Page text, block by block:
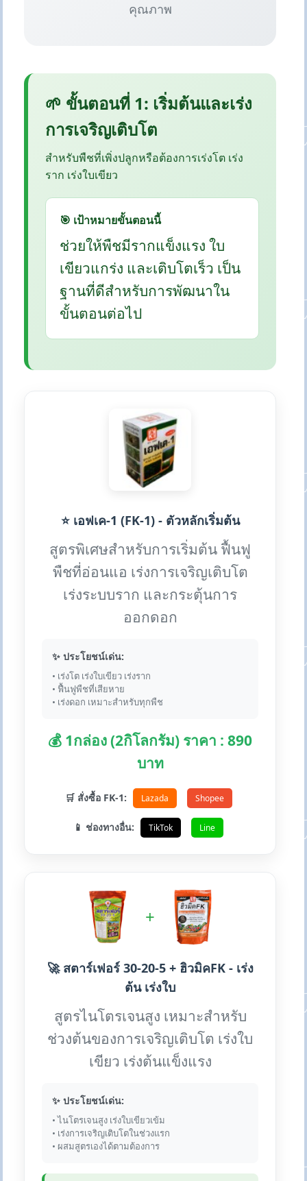
คุณภาพ
🌱 ขั้นตอนที่ 1: เริ่มต้นและเร่ง
การเจริญเติบโต
สำหรับพืชที่เพิ่งปลูกหรือต้องการเร่งโต เร่ง
ราก เร่งใบเขียว
🎯 เป้าหมายขั้นตอนนี้
ช่วยให้พืชมีรากแข็งแรง ใบ
เขียวแกร่ง และเติบโตเร็ว เป็น
ฐานที่ดีสำหรับการพัฒนาใน
ขั้นตอนต่อไป
⭐ เอฟเค-1 (FK-1) - ตัวหลักเริ่มต้น
สูตรพิเศษสำหรับการเริ่มต้น ฟื้นฟู
พืชที่อ่อนแอ เร่งการเจริญเติบโต
เร่งระบบราก และกระตุ้นการ
ออกดอก
✨ ประโยชน์เด่น:
• เร่งโต เร่งใบเขียว เร่งราก
• ฟื้นฟูพืชที่เสียหาย
• เร่งดอก เหมาะสำหรับทุกพืช
💰 1กล่อง (2กิโลกรัม) ราคา : 890
บาท
🛒 สั่งซื้อ FK-1: Lazada Shopee
📱 ช่องทางอื่น: TikTok Line
+
🚀 สตาร์เฟอร์ 30-20-5 + ฮิวมิคFK - เร่ง
ต้น เร่งใบ
สูตรไนโตรเจนสูง เหมาะสำหรับ
ช่วงต้นของการเจริญเติบโต เร่งใบ
เขียว เร่งต้นแข็งแรง
✨ ประโยชน์เด่น:
• ไนโตรเจนสูง เร่งใบเขียวเข้ม
• เร่งการเจริญเติบโตในช่วงแรก
• ผสมสูตรเองได้ตามต้องการ